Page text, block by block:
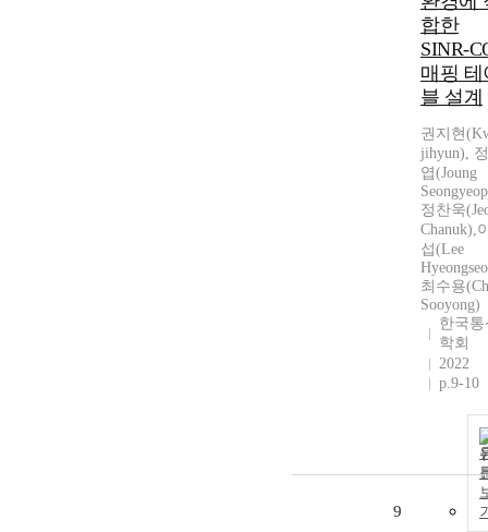
합한
SINR-
매핑 테
블 설계
권지현
jihyun),
엽(Joung
정찬욱
Chanuk),
섭(Lee
최수용
Sooyong)
한국통
학회
2022
p.9-10
9